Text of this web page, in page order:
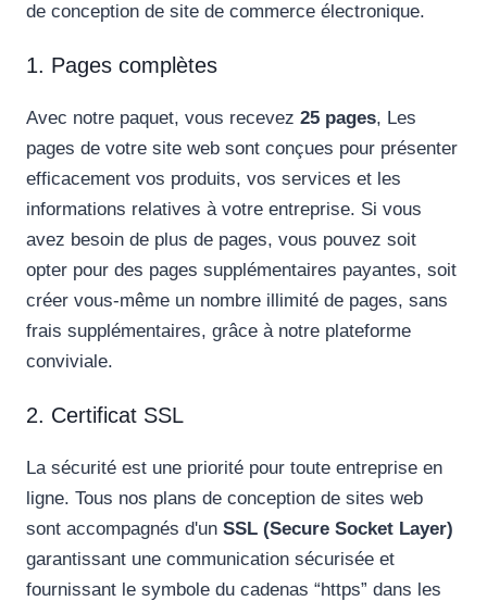
de conception de site de commerce électronique.
1. Pages complètes
Avec notre paquet, vous recevez 25 pages, Les
pages de votre site web sont conçues pour présenter
efficacement vos produits, vos services et les
informations relatives à votre entreprise. Si vous
avez besoin de plus de pages, vous pouvez soit
opter pour des pages supplémentaires payantes, soit
créer vous-même un nombre illimité de pages, sans
frais supplémentaires, grâce à notre plateforme
conviviale.
2. Certificat SSL
La sécurité est une priorité pour toute entreprise en
ligne. Tous nos plans de conception de sites web
sont accompagnés d'un SSL (Secure Socket Layer)
garantissant une communication sécurisée et
fournissant le symbole du cadenas “https” dans les